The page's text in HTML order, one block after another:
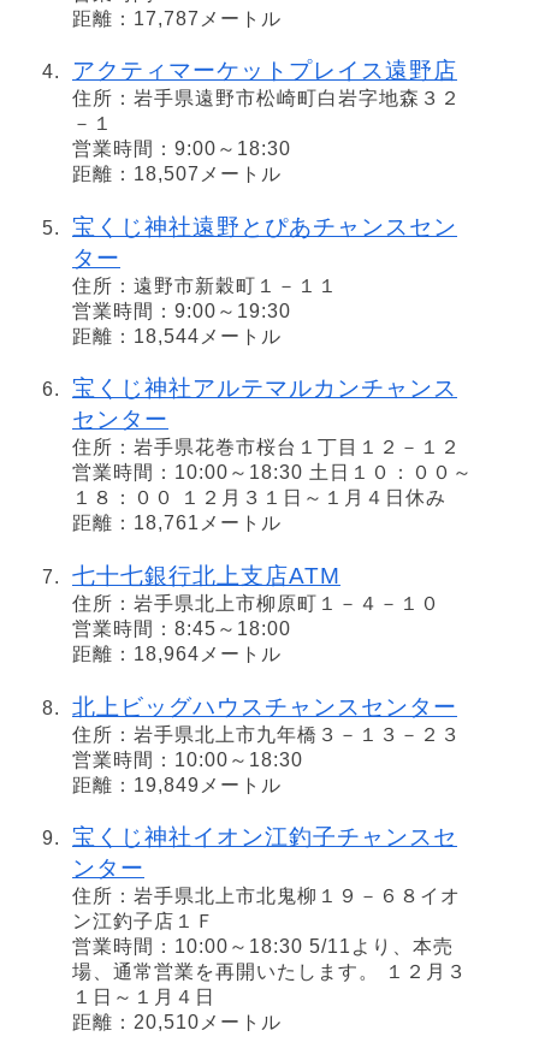
距離：17,787メートル
アクティマーケットプレイス遠野店
住所：岩手県遠野市松崎町白岩字地森３２
－１
営業時間：9:00～18:30
距離：18,507メートル
宝くじ神社遠野とぴあチャンスセン
ター
住所：遠野市新穀町１－１１
営業時間：9:00～19:30
距離：18,544メートル
宝くじ神社アルテマルカンチャンス
センター
住所：岩手県花巻市桜台１丁目１２－１２
営業時間：10:00～18:30 土日１０：００～
１８：００ １２月３１日～１月４日休み
距離：18,761メートル
七十七銀行北上支店ATM
住所：岩手県北上市柳原町１－４－１０
営業時間：8:45～18:00
距離：18,964メートル
北上ビッグハウスチャンスセンター
住所：岩手県北上市九年橋３－１３－２３
営業時間：10:00～18:30
距離：19,849メートル
宝くじ神社イオン江釣子チャンスセ
ンター
住所：岩手県北上市北鬼柳１９－６８イオ
ン江釣子店１Ｆ
営業時間：10:00～18:30 5/11より、本売
場、通常営業を再開いたします。 １２月３
１日～１月４日
距離：20,510メートル